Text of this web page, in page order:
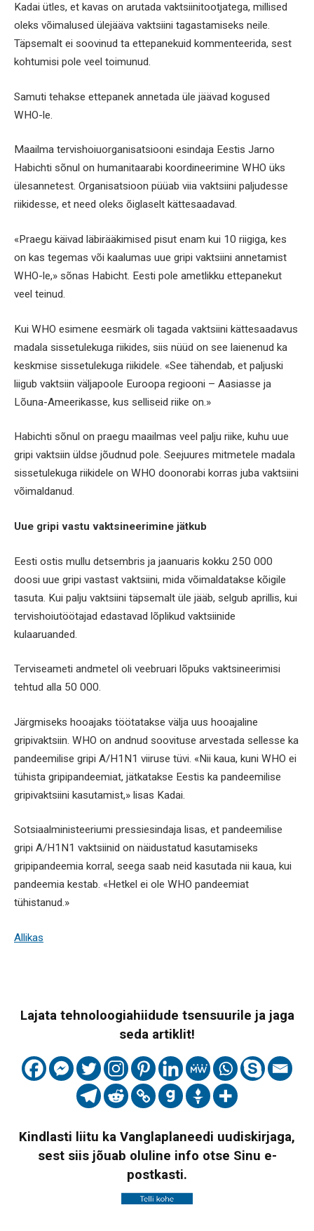
Kadai ütles, et kavas on arutada vaktsiinitootjatega, millised
oleks võimalused ülejääva vaktsiini tagastamiseks neile.
Täpsemalt ei soovinud ta ettepanekuid kommenteerida, sest
kohtumisi pole veel toimunud.
Samuti tehakse ettepanek annetada üle jäävad kogused
WHO-le.
Maailma tervishoiuorganisatsiooni esindaja Eestis Jarno
Habichti sõnul on humanitaarabi koordineerimine WHO üks
ülesannetest. Organisatsioon püüab viia vaktsiini paljudesse
riikidesse, et need oleks õiglaselt kättesaadavad.
«Praegu käivad läbirääkimised pisut enam kui 10 riigiga, kes
on kas tegemas või kaalumas uue gripi vaktsiini annetamist
WHO-le,» sõnas Habicht. Eesti pole ametlikku ettepanekut
veel teinud.
Kui WHO esimene eesmärk oli tagada vaktsiini kättesaadavus
madala sissetulekuga riikides, siis nüüd on see laienenud ka
keskmise sissetulekuga riikidele. «See tähendab, et paljuski
liigub vaktsiin väljapoole Euroopa regiooni – Aasiasse ja
Lõuna-Ameerikasse, kus selliseid riike on.»
Habichti sõnul on praegu maailmas veel palju riike, kuhu uue
gripi vaktsiin üldse jõudnud pole. Seejuures mitmetele madala
sissetulekuga riikidele on WHO doonorabi korras juba vaktsiini
võimaldanud.
Uue gripi vastu vaktsineerimine jätkub
Eesti ostis mullu detsembris ja jaanuaris kokku 250 000
doosi uue gripi vastast vaktsiini, mida võimaldatakse kõigile
tasuta. Kui palju vaktsiini täpsemalt üle jääb, selgub aprillis, kui
tervishoiutöötajad edastavad lõplikud vaktsiinide
kulaaruanded.
Terviseameti andmetel oli veebruari lõpuks vaktsineerimisi
tehtud alla 50 000.
Järgmiseks hooajaks töötatakse välja uus hooajaline
gripivaktsiin. WHO on andnud soovituse arvestada sellesse ka
pandeemilise gripi A/H1N1 viiruse tüvi. «Nii kaua, kuni WHO ei
tühista gripipandeemiat, jätkatakse Eestis ka pandeemilise
gripivaktsiini kasutamist,» lisas Kadai.
Sotsiaalministeeriumi pressiesindaja lisas, et pandeemilise
gripi A/H1N1 vaktsiinid on näidustatud kasutamiseks
gripipandeemia korral, seega saab neid kasutada nii kaua, kui
pandeemia kestab. «Hetkel ei ole WHO pandeemiat
tühistanud.»
Allikas
Lajata tehnoloogiahiidude tsensuurile ja jaga
seda artiklit!
Kindlasti liitu ka Vanglaplaneedi uudiskirjaga,
sest siis jõuab oluline info otse Sinu e-
postkasti.